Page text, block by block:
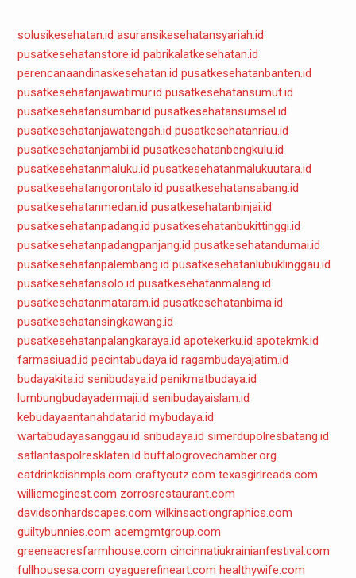
solusikesehatan.id asuransikesehatansyariah.id
pusatkesehatanstore.id pabrikalatkesehatan.id
perencanaandinaskesehatan.id pusatkesehatanbanten.id
pusatkesehatanjawatimur.id pusatkesehatansumut.id
pusatkesehatansumbar.id pusatkesehatansumsel.id
pusatkesehatanjawatengah.id pusatkesehatanriau.id
pusatkesehatanjambi.id pusatkesehatanbengkulu.id
pusatkesehatanmaluku.id pusatkesehatanmalukuutara.id
pusatkesehatangorontalo.id pusatkesehatansabang.id
pusatkesehatanmedan.id pusatkesehatanbinjai.id
pusatkesehatanpadang.id pusatkesehatanbukittinggi.id
pusatkesehatanpadangpanjang.id pusatkesehatandumai.id
pusatkesehatanpalembang.id pusatkesehatanlubuklinggau.id
pusatkesehatansolo.id pusatkesehatanmalang.id
pusatkesehatanmataram.id pusatkesehatanbima.id
pusatkesehatansingkawang.id
pusatkesehatanpalangkaraya.id apotekerku.id apotekmk.id
farmasiuad.id pecintabudaya.id ragambudayajatim.id
budayakita.id senibudaya.id penikmatbudaya.id
lumbungbudayadermaji.id senibudayaislam.id
kebudayaantanahdatar.id mybudaya.id
wartabudayasanggau.id sribudaya.id simerdupolresbatang.id
satlantaspolresklaten.id buffalogrovechamber.org
eatdrinkdishmpls.com craftycutz.com texasgirlreads.com
williemcginest.com zorrosrestaurant.com
davidsonhardscapes.com wilkinsactiongraphics.com
guiltybunnies.com acemgmtgroup.com
greeneacresfarmhouse.com cincinnatiukrainianfestival.com
fullhousesa.com oyaguerefineart.com healthywife.com